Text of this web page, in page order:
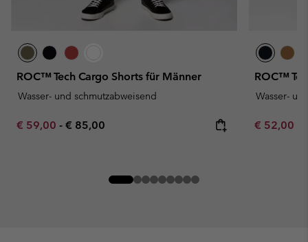
ROC™ Tech Cargo Shorts für Männer
Wasser- und schmutzabweisend
Minimum sale price:
€ 59,00 - Maximum price:
€ 85,00
ROC™
Wasser-
Minimum
€ 52,00